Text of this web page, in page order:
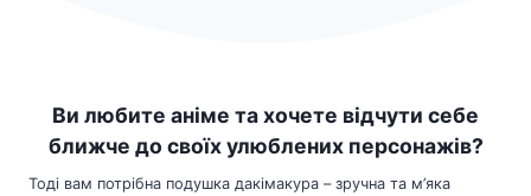
Ви любите аніме та хочете відчути себе
ближче до своїх улюблених персонажів?
Тоді вам потрібна подушка дакімакура – зручна та м’яка